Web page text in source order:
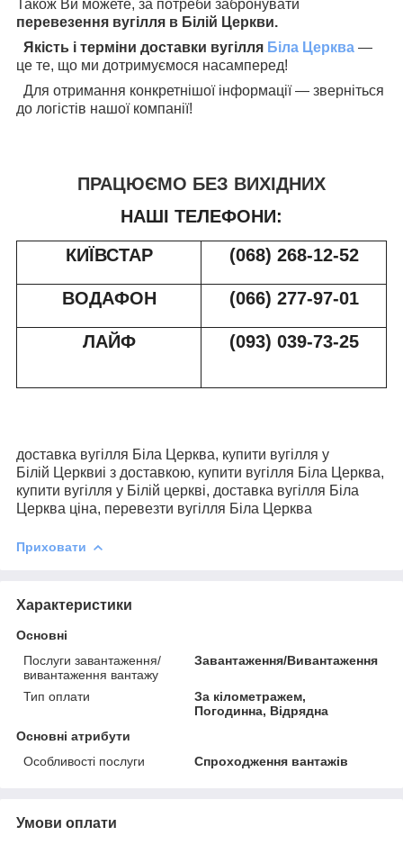
Також Ви можете, за потреби забронувати
перевезення вугілля в Білій Церкви.
Якість і терміни доставки вугілля Біла Церква —
це те, що ми дотримуємося насамперед!
Для отримання конкретнішої інформації — зверніться
до логістів нашої компанії!
ПРАЦЮЄМО БЕЗ ВИХІДНИХ
НАШІ ТЕЛЕФОНИ:
КИЇВСТАР
(068) 268-12-52
ВОДАФОН (066) 277-97-01
ЛАЙФ (093) 039-73-25
доставка вугілля Біла Церква, купити вугілля у
Білій Церквиі з доставкою, купити вугілля Біла Церква,
купити вугілля у Білій церкві, доставка вугілля Біла
Церква ціна, перевезти вугілля Біла Церква
Приховати
Характеристики
Основні
Послуги завантаження/
вивантаження вантажу
Завантаження/Вивантаження
Тип оплати
За кілометражем,
Погодинна, Відрядна
Основні атрибути
Особливості послуги
Спроходження вантажів
Умови оплати